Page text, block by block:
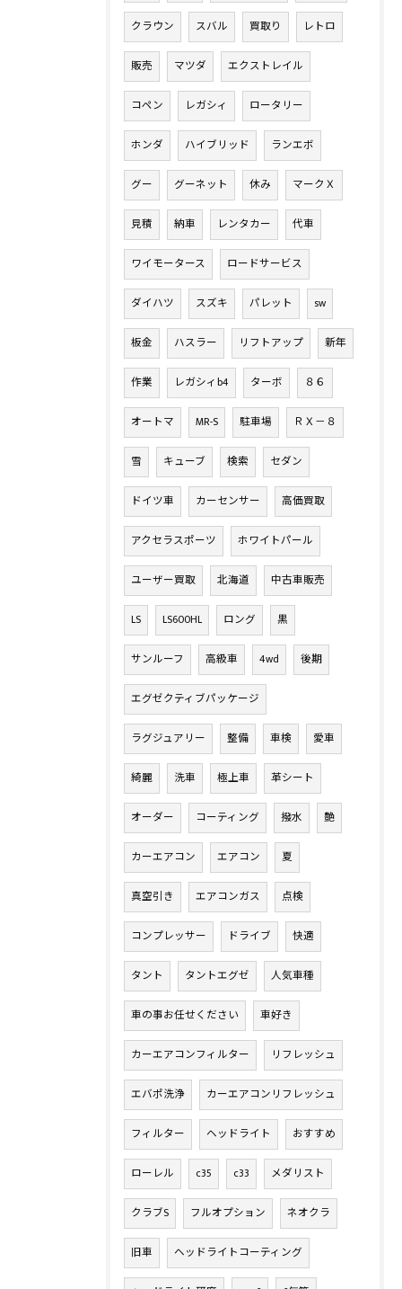
クラウン スバル 買取り レトロ
販売 マツダ エクストレイル
コペン レガシィ ロータリー
ホンダ ハイブリッド ランエボ
グー グーネット 休み マークＸ
見積 納車 レンタカー 代車
ワイモータース ロードサービス
ダイハツ スズキ パレット sw
板金 ハスラー リフトアップ 新年
作業 レガシィb4 ターボ ８６
オートマ MR-S 駐車場 ＲＸ－８
雪 キューブ 検索 セダン
ドイツ車 カーセンサー 高価買取
アクセラスポーツ ホワイトパール
ユーザー買取 北海道 中古車販売
LS LS600HL ロング 黒
サンルーフ 高級車 4wd 後期
エグゼクティブパッケージ
ラグジュアリー 整備 車検 愛車
綺麗 洗車 極上車 革シート
オーダー コーティング 撥水 艶
カーエアコン エアコン 夏
真空引き エアコンガス 点検
コンプレッサー ドライブ 快適
タント タントエグゼ 人気車種
車の事お任せください 車好き
カーエアコンフィルター リフレッシュ
エバポ洗浄 カーエアコンリフレッシュ
フィルター ヘッドライト おすすめ
ローレル c35 c33 メダリスト
クラブS フルオプション ネオクラ
旧車 ヘッドライトコーティング